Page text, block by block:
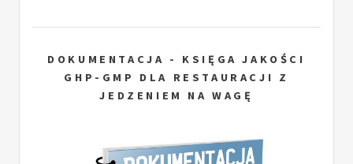
DOKUMENTACJA - KSIĘGA JAKOŚCI
GHP-GMP DLA RESTAURACJI Z
JEDZENIEM NA WAGĘ